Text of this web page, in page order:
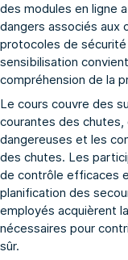
des modules en ligne
dangers associés aux
protocoles de
sensibilisation
compréhension de la
Le cours couvre des
courantes des
dangereuses et les
des chutes. Les
de contrôle efficaces
planification des
employés acquièrent
nécessaires pour
sûr.